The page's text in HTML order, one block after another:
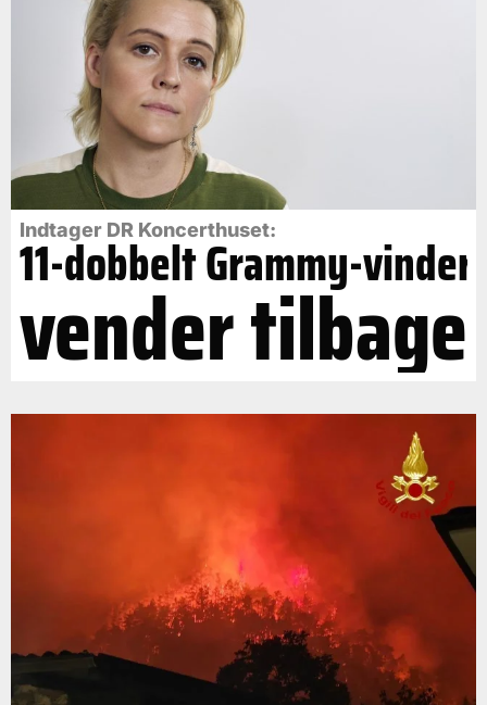
Indtager DR Koncerthuset:
11-dobbelt Grammy-vinder
vender tilbage